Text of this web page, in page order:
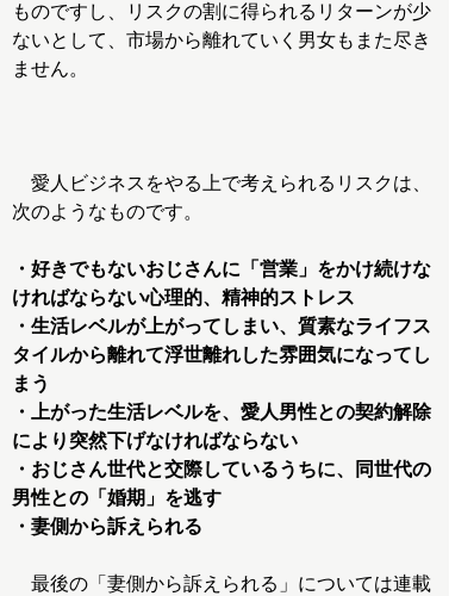
ものですし、リスクの割に得られるリターンが少
ないとして、市場から離れていく男女もまた尽き
ません。
愛人ビジネスをやる上で考えられるリスクは、
次のようなものです。
・好きでもないおじさんに「営業」をかけ続けな
ければならない心理的、精神的ストレス
・生活レベルが上がってしまい、質素なライフス
タイルから離れて浮世離れした雰囲気になってし
まう
・上がった生活レベルを、愛人男性との契約解除
により突然下げなければならない
・おじさん世代と交際しているうちに、同世代の
男性との「婚期」を逃す
・妻側から訴えられる
最後の「妻側から訴えられる」については連載